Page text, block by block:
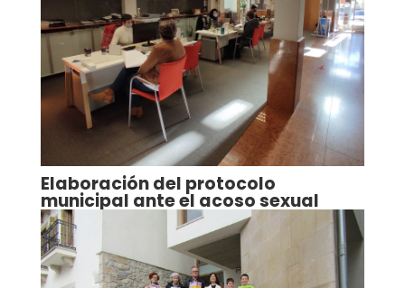
Elaboración del protocolo
municipal ante el acoso sexual